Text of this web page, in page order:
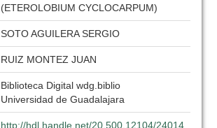
(ETEROLOBIUM CYCLOCARPUM)
SOTO AGUILERA SERGIO
RUIZ MONTEZ JUAN
Biblioteca Digital wdg.biblio
Universidad de Guadalajara
http://hdl.handle.net/20.500.12104/24014